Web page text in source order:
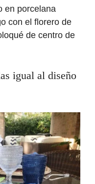
en porcelana
con el florero de
de centro de
igual al diseño